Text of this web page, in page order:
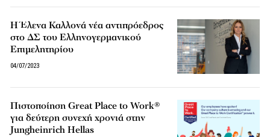
Η Έλενα Καλλονά νέα αντιπρόεδρος
στο ΔΣ του Ελληνογερμανικού
Επιμελητηρίου
04/07/2023
Πιστοποίηση Great Place to Work®
για δεύτερη συνεχή χρονιά στην
Jungheinrich Hellas